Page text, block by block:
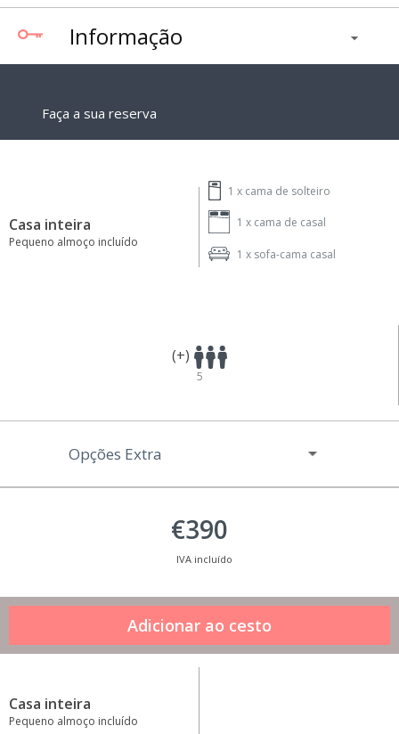
Informação
Faça a sua reserva
Casa inteira
Pequeno almoço incluído
1 x cama de solteiro
1 x cama de casal
1 x sofa-cama casal
(+)
5
Opções Extra
€390
IVA incluído
Casa inteira
Pequeno almoço incluído